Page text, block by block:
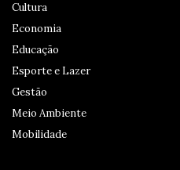
Cultura
Economia
Educação
Esporte e Lazer
Gestão
Meio Ambiente
Mobilidade